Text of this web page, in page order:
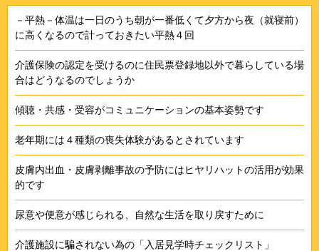
－平熱－体温は一日のうち朝が一番低くて夕方から夜（就寝前）
に高くなるので計っておきたい平熱４回
介護保険の認定を受けるのに住民票登録地以外で暮らしている場
合はどうなるのでしょうか
傾聴・共感・受容がコミュニケーションの基本姿勢です
老年期には４種類の喪失体験があるとされています
皮膚内出血・皮膚剥離事故の予防にはヒヤリハットの活用が効果
的です
尿意や便意が感じられる、自然な生活を取り戻すために
介護施設に騙されない為の「入居見学時チェックリスト」